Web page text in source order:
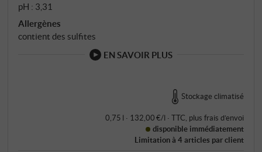
pH : 3,31
Allergènes
contient des sulfites
EN SAVOIR PLUS
Stockage climatisé
0,75 l · 132,00 €/l · TTC , plus frais d’envoi
disponible immédiatement
Limitation à 4 articles par client